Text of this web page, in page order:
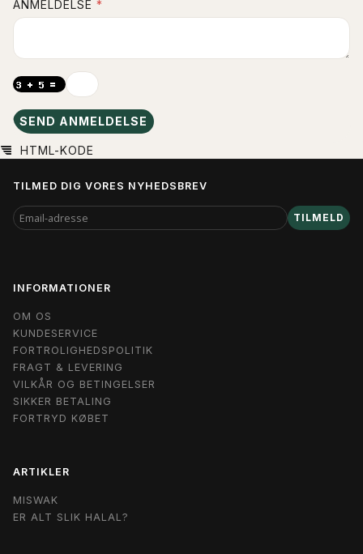
ANMELDELSE
SEND ANMELDELSE
HTML-KODE
TILMED DIG VORES NYHEDSBREV
EMAIL-
ADRESSE
TILMELD
INFORMATIONER
OM OS
KUNDESERVICE
FORTROLIGHEDSPOLITIK
FRAGT & LEVERING
VILKÅR OG BETINGELSER
SIKKER BETALING
FORTRYD KØBET
ARTIKLER
MISWAK
ER ALT SLIK HALAL?